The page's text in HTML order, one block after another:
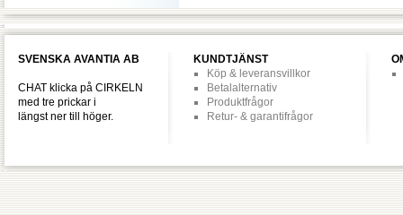
SVENSKA AVANTIA AB
CHAT klicka på CIRKELN
med tre prickar i
längst ner till höger.
KUNDTJÄNST
Köp & leveransvillkor
Betalalternativ
Produktfrågor
Retur- & garantifrågor